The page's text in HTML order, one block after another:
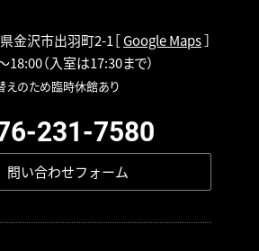
金沢市出羽町2-1［Google Maps］
18:00（入室は17:30まで）
えのため臨時休館あり
231-7580
問い合わせフォーム